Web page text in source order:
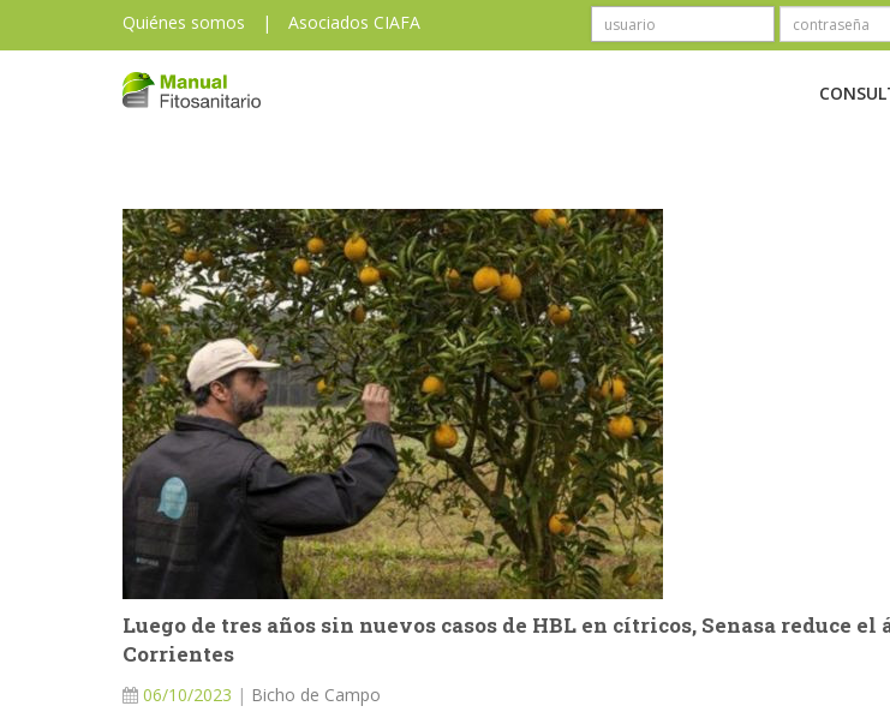
Quiénes somos | Asociados CIAFA
Luego de tres años sin nuevos casos de HBL en cítricos, Senasa reduce el
Corrientes
06/10/2023 | Bicho de Campo